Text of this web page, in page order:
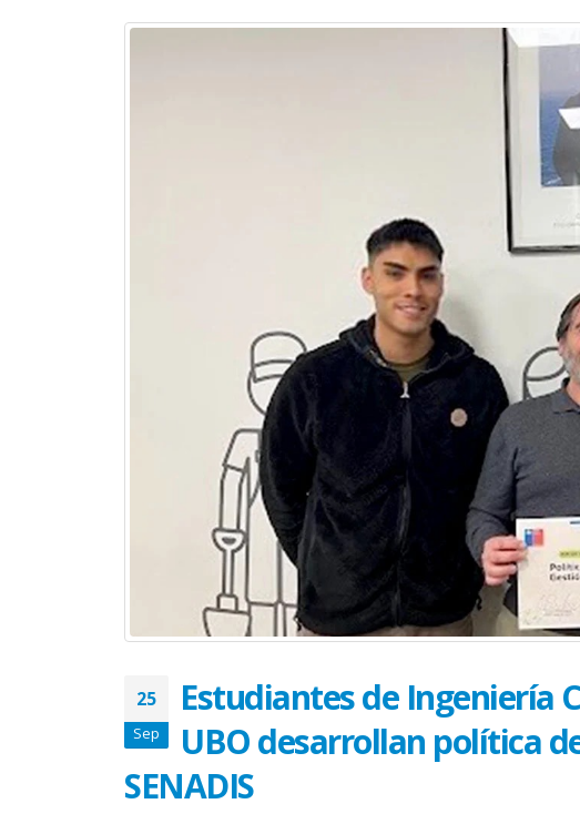
25
Sep
Estudiantes de Ingeniería
UBO desarrollan política
SENADIS